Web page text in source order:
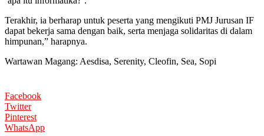
Terakhir, ia berharap untuk peserta yang mengikuti PMJ Jurusan IF
dapat bekerja sama dengan baik, serta menjaga solidaritas di dalam
himpunan,” harapnya.
Wartawan Magang: Aesdisa, Serenity, Cleofin, Sea, Sopi
Facebook
Twitter
Pinterest
WhatsApp